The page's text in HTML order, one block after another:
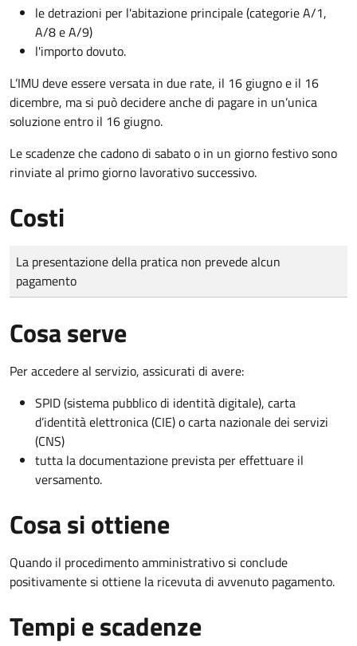
le detrazioni per l'abitazione principale (categorie A/1,
A/8 e A/9)
l'importo dovuto.
L’IMU deve essere versata in due rate, il 16 giugno e il 16
dicembre, ma si può decidere anche di pagare in un’unica
soluzione entro il 16 giugno.
Le scadenze che cadono di sabato o in un giorno festivo sono
rinviate al primo giorno lavorativo successivo.
Costi
Tipo di pagamento
Importo
La presentazione della pratica non prevede alcun
pagamento
Cosa serve
Per accedere al servizio, assicurati di avere:
SPID (sistema pubblico di identità digitale), carta
d’identità elettronica (CIE) o carta nazionale dei servizi
(CNS)
tutta la documentazione prevista per effettuare il
versamento.
Cosa si ottiene
Quando il procedimento amministrativo si conclude
positivamente si ottiene la ricevuta di avvenuto pagamento.
Tempi e scadenze